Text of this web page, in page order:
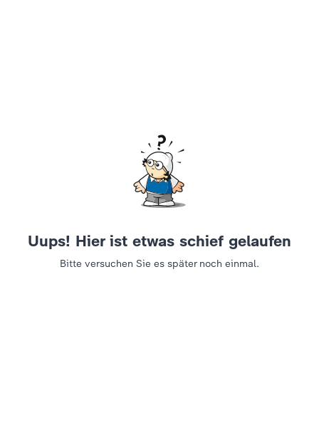
Uups! Hier ist etwas schief gelaufen
Bitte versuchen Sie es später noch einmal.